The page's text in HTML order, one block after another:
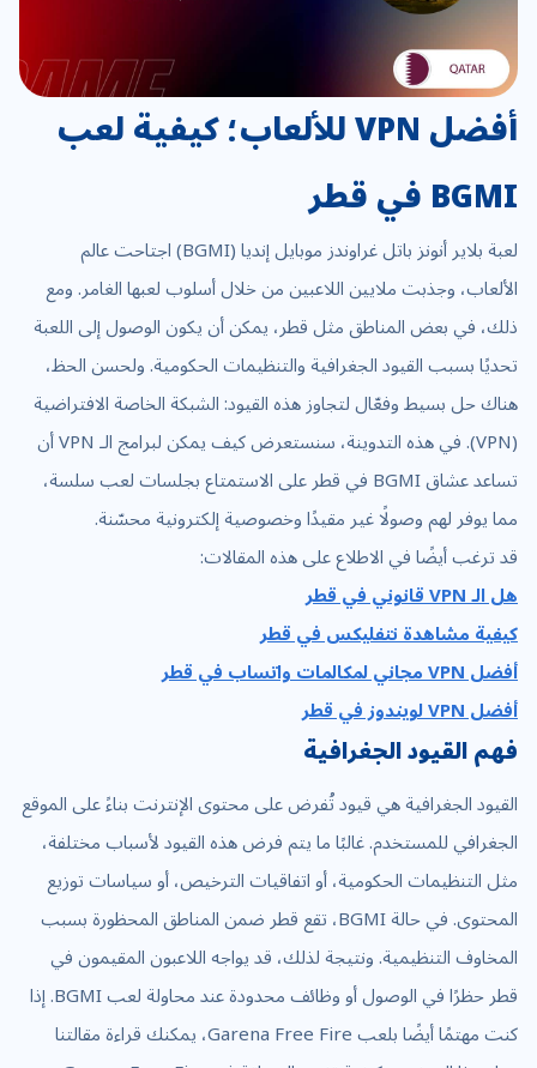
أفضل VPN للألعاب؛ كيفية لعب
BGMI في قطر
لعبة بلاير أنونز باتل غراوندز موبايل إنديا (BGMI) اجتاحت عالم
الألعاب، وجذبت ملايين اللاعبين من خلال أسلوب لعبها الغامر. ومع
ذلك، في بعض المناطق مثل قطر، يمكن أن يكون الوصول إلى اللعبة
تحديًا بسبب القيود الجغرافية والتنظيمات الحكومية. ولحسن الحظ،
هناك حل بسيط وفعّال لتجاوز هذه القيود: الشبكة الخاصة الافتراضية
(VPN). في هذه التدوينة، سنستعرض كيف يمكن لبرامج الـ VPN أن
تساعد عشاق BGMI في قطر على الاستمتاع بجلسات لعب سلسة،
مما يوفر لهم وصولًا غير مقيدًا وخصوصية إلكترونية محسّنة.
قد ترغب أيضًا في الاطلاع على هذه المقالات:
هل الـ VPN قانوني في قطر
كيفية مشاهدة نتفليكس في قطر
أفضل VPN مجاني لمكالمات واتساب في قطر
أفضل VPN لويندوز في قطر
فهم القيود الجغرافية
القيود الجغرافية هي قيود تُفرض على محتوى الإنترنت بناءً على الموقع
الجغرافي للمستخدم. غالبًا ما يتم فرض هذه القيود لأسباب مختلفة،
مثل التنظيمات الحكومية، أو اتفاقيات الترخيص، أو سياسات توزيع
المحتوى. في حالة BGMI، تقع قطر ضمن المناطق المحظورة بسبب
المخاوف التنظيمية. ونتيجة لذلك، قد يواجه اللاعبون المقيمون في
قطر حظرًا في الوصول أو وظائف محدودة عند محاولة لعب BGMI. إذا
كنت مهتمًا أيضًا بلعب Garena Free Fire، يمكنك قراءة مقالتنا